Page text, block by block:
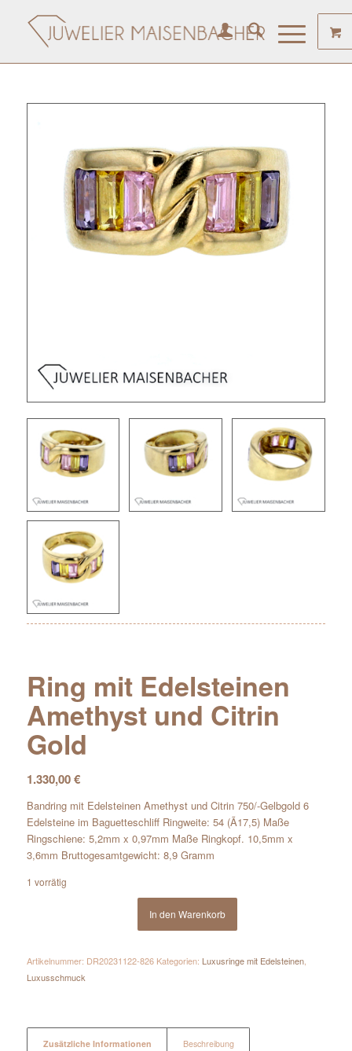
Ring mit Edelsteinen
Amethyst und Citrin
Gold
1.330,00€
Bandring mit Edelsteinen Amethyst und Citrin 750/-Gelbgold 6
Edelsteine im Baguetteschliff Ringweite: 54 (Ã17,5) Maße
Ringschiene: 5,2mm x 0,97mm Maße Ringkopf. 10,5mm x
3,6mm Bruttogesamtgewicht: 8,9 Gramm
1 vorrätig
In den Warenkorb
Artikelnummer: DR20231122-826 Kategorien: Luxusringe mit Edelsteinen,
Luxusschmuck
Zusätzliche Informationen Beschreibung